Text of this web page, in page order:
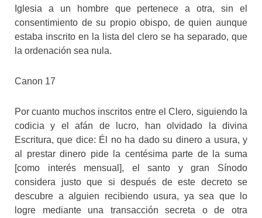
Iglesia a un hombre que pertenece a otra, sin el
consentimiento de su propio obispo, de quien aunque
estaba inscrito en la lista del clero se ha separado, que
la ordenación sea nula.
Canon 17
Por cuanto muchos inscritos entre el Clero, siguiendo la
codicia y el afán de lucro, han olvidado la divina
Escritura, que dice: Él no ha dado su dinero a usura, y
al prestar dinero pide la centésima parte de la suma
[como interés mensual], el santo y gran Sínodo
considera justo que si después de este decreto se
descubre a alguien recibiendo usura, ya sea que lo
logre mediante una transacción secreta o de otra